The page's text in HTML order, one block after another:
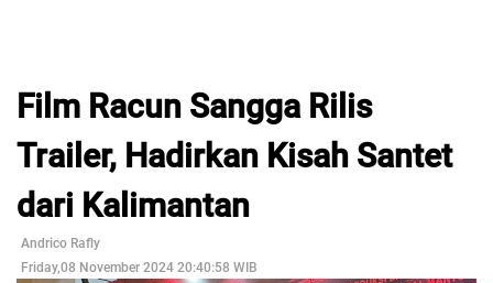
Film Racun Sangga Rilis
Trailer, Hadirkan Kisah Santet
dari Kalimantan
Andrico Rafly
Friday,08 November 2024 20:40:58 WIB